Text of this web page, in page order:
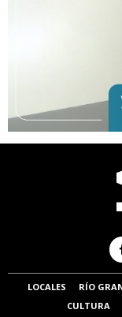
LOCALES RÍO
CULTURA